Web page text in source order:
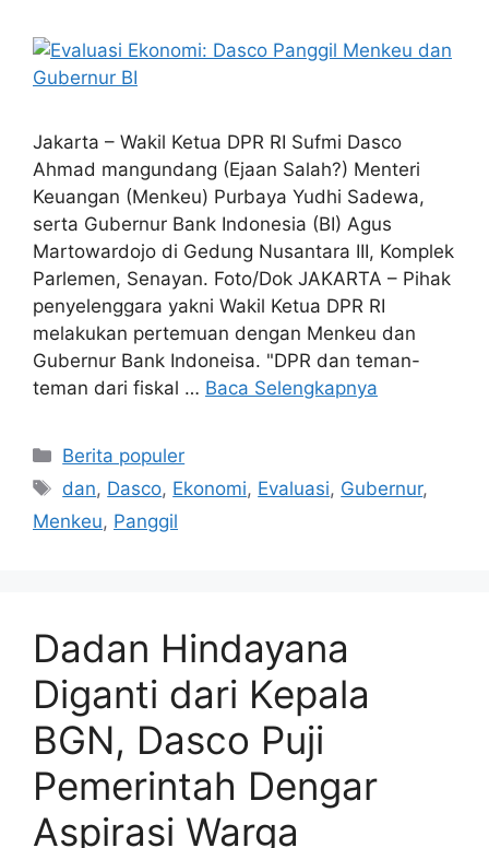
Jakarta – Wakil Ketua DPR RI Sufmi Dasco
Ahmad mangundang (Ejaan Salah?) Menteri
Keuangan (Menkeu) Purbaya Yudhi Sadewa,
serta Gubernur Bank Indonesia (BI) Agus
Martowardojo di Gedung Nusantara III, Komplek
Parlemen, Senayan. Foto/Dok JAKARTA – Pihak
penyelenggara yakni Wakil Ketua DPR RI
melakukan pertemuan dengan Menkeu dan
Gubernur Bank Indoneisa. "DPR dan teman-
teman dari fiskal … Baca Selengkapnya
Kategori
Berita populer
Tag
dan, Dasco, Ekonomi, Evaluasi, Gubernur,
Menkeu, Panggil
Dadan Hindayana
Diganti dari Kepala
BGN, Dasco Puji
Pemerintah Dengar
Aspirasi Warga